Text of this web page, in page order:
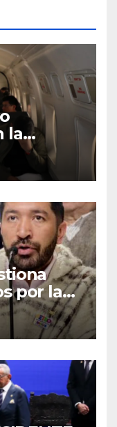
la
nuevo
por la
Rural
sábado